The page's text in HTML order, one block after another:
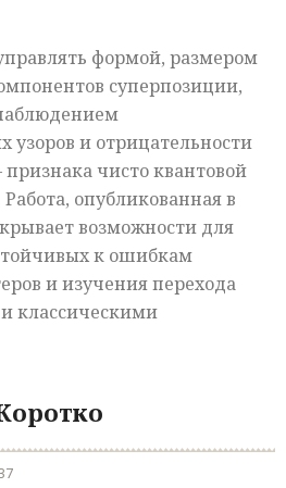
формой, размером
суперпозиции,
и отрицательности
чисто квантовой
опубликованная в
возможности для
к ошибкам
и изучения перехода
классическими